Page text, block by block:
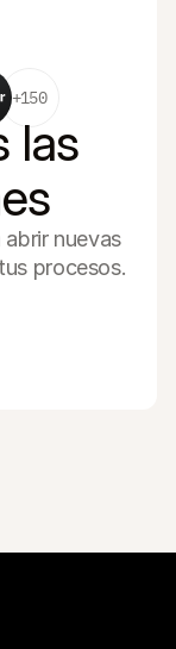
+150
las
nuevas
procesos.